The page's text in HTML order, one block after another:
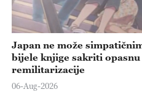
Japan ne može
bijele knjige sakriti
remilitarizacije
06-Aug-2026